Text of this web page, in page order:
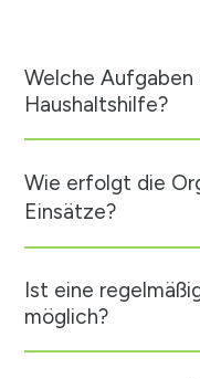
Welche
Haushaltshilfe?
Wie erfolgt die
Einsätze?
Ist eine
möglich?